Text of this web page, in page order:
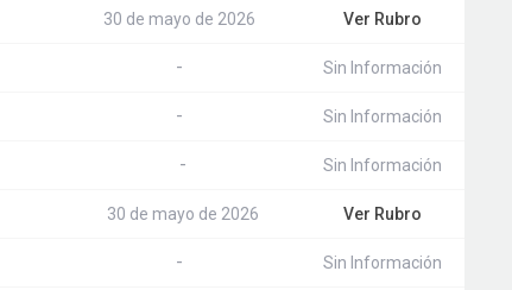
30 de mayo de 2026 Ver Rubro
- Sin Información
- Sin Información
- Sin Información
30 de mayo de 2026 Ver Rubro
- Sin Información